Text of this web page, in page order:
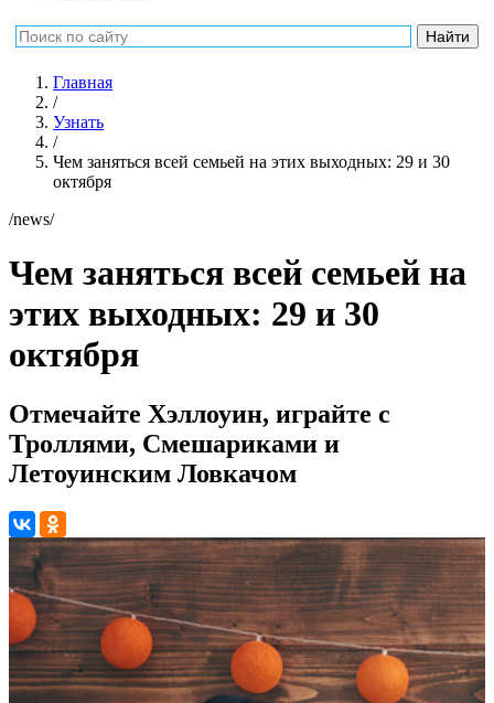
Главная
/
Узнать
/
Чем заняться всей семьей на этих выходных: 29 и 30
октября
/news/
Чем заняться всей семьей на
этих выходных: 29 и 30
октября
Отмечайте Хэллоуин, играйте с
Троллями, Смешариками и
Летоуинским Ловкачом